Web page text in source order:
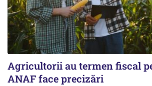
Agricultorii au termen fiscal
ANAF face precizări